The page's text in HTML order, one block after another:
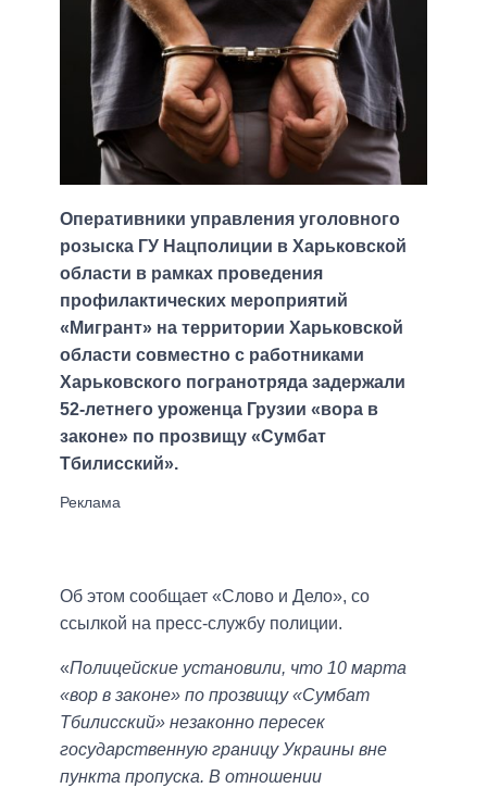
Оперативники управления уголовного
розыска ГУ Нацполиции в Харьковской
области в рамках проведения
профилактических мероприятий
«Мигрант» на территории Харьковской
области совместно с работниками
Харьковского погранотряда задержали
52-летнего уроженца Грузии «вора в
законе» по прозвищу «Сумбат
Тбилисский».
Об этом сообщает «Слово и Дело», со
ссылкой на пресс-службу полиции.
«Полицейские установили, что 10 марта
«вор в законе» по прозвищу «Сумбат
Тбилисский» незаконно пересек
государственную границу Украины вне
пункта пропуска. В отношении